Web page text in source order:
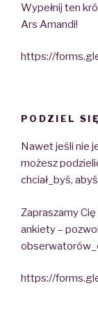
Wypełnij ten
Ars Amandi!
https://
PODZIEL
Nawet jeśli nie
możesz
chciał_byś,
Zapraszamy
ankiety –
https://